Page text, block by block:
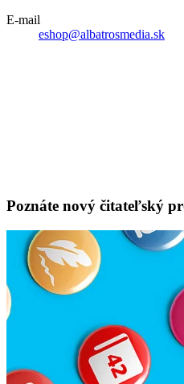
E-mail
eshop@albatrosmedia.sk
Poznáte nový čitateľský